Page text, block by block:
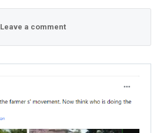
Leave a comment